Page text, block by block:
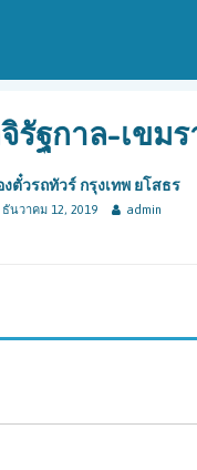
รัฐกาล-เขมร
งตั๋วรถทัวร์ กรุงเทพ ยโสธร
ธันวาคม 12, 2019 admin